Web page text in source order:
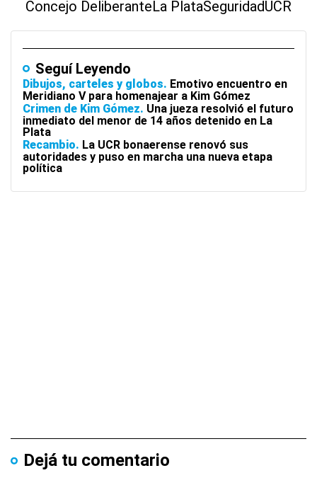
Concejo DeliberanteLa PlataSeguridadUCR
Seguí Leyendo
Dibujos, carteles y globos Emotivo encuentro en
Meridiano V para homenajear a Kim Gómez
Crimen de Kim Gómez Una jueza resolvió el futuro
inmediato del menor de 14 años detenido en La
Plata
Recambio La UCR bonaerense renovó sus
autoridades y puso en marcha una nueva etapa
política
Dejá tu comentario